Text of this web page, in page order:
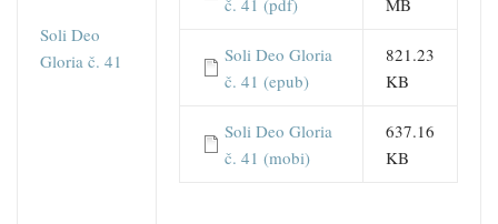
Soli Deo
Gloria č. 41
č. 41 (pdf)
MB
Soli Deo Gloria
č. 41 (epub)
821.23
KB
Soli Deo Gloria
č. 41 (mobi)
637.16
KB